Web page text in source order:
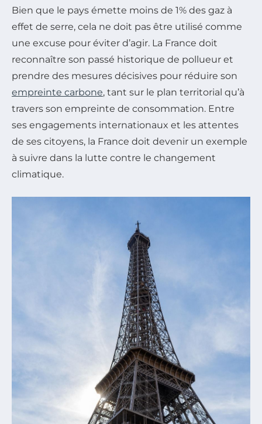
Bien que le pays émette moins de 1% des gaz à
effet de serre, cela ne doit pas être utilisé comme
une excuse pour éviter d’agir. La France doit
reconnaître son passé historique de pollueur et
prendre des mesures décisives pour réduire son
empreinte carbone, tant sur le plan territorial qu’à
travers son empreinte de consommation. Entre
ses engagements internationaux et les attentes
de ses citoyens, la France doit devenir un exemple
à suivre dans la lutte contre le changement
climatique.